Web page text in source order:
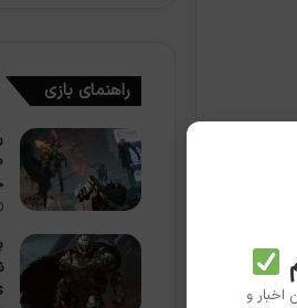
راهنمای بازی
اخبار و